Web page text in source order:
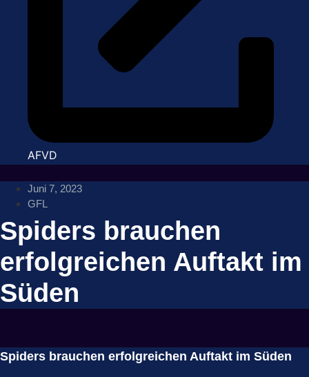
AFVD
Juni 7, 2023
GFL
Spiders brauchen
erfolgreichen Auftakt im
Süden
Spiders brauchen erfolgreichen Auftakt im Süden